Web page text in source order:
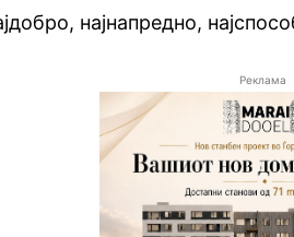
најнапредно,
Реклама